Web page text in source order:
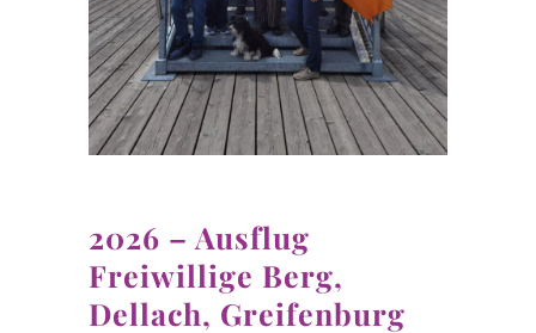
2026 – Ausflug
Freiwillige Berg,
Dellach, Greifenburg